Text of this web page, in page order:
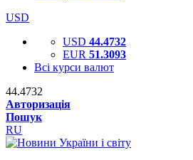
USD
USD 44.4732
EUR 51.3093
Всі курси валют
44.4732
Авторизація
Пошук
RU